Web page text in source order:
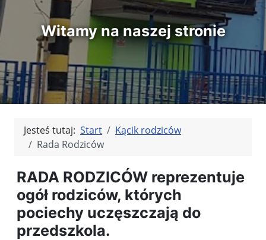
Witamy na naszej stronie
Jesteś tutaj: Start
Kącik rodziców
Rada Rodziców
RADA RODZICÓW reprezentuje
ogół rodziców, których
pociechy uczęszczają do
przedszkola.